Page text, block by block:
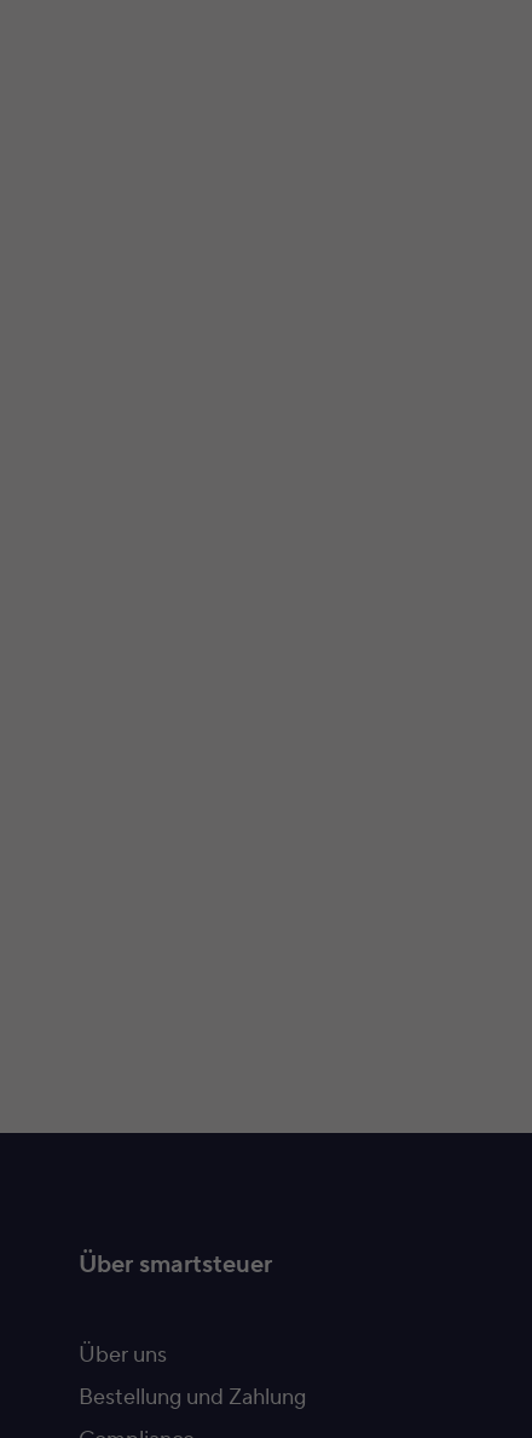
Über smartsteuer
Über uns
Bestellung und Zahlung